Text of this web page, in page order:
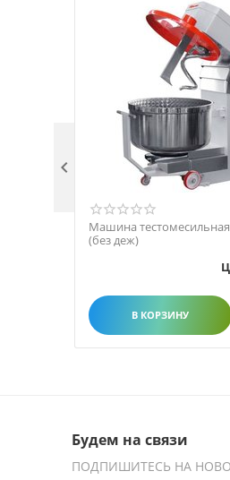
Машина
(без деж)
В КОРЗИНУ

Будем на связи
ПОДПИШИТЕСЬ НА